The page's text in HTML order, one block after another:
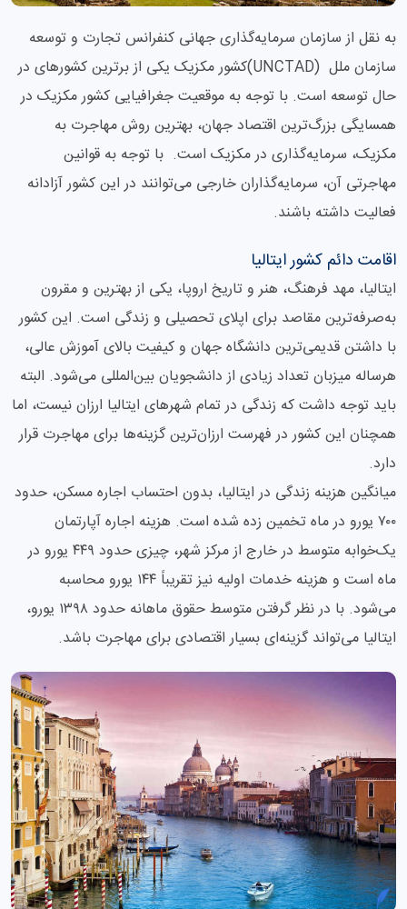
به نقل از سازمان سرمایه‌گذاری جهانی کنفرانس تجارت و توسعه
سازمان ملل (UNCTAD)کشور مکزیک یکی از برترین کشورهای در
حال توسعه است. با توجه به موقعیت جغرافیایی کشور مکزیک در
همسایگی بزرگ‌ترین اقتصاد جهان، بهترین روش مهاجرت به
مکزیک، سرمایه‌گذاری در مکزیک است. با توجه به قوانین
مهاجرتی آن، سرمایه‌گذاران خارجی می‌توانند در این کشور آزادانه
فعالیت داشته باشند.
اقامت دائم کشور ایتالیا
ایتالیا، مهد فرهنگ، هنر و تاریخ اروپا، یکی از بهترین و مقرون
به‌صرفه‌ترین مقاصد برای اپلای تحصیلی و زندگی است. این کشور
با داشتن قدیمی‌ترین دانشگاه جهان و کیفیت بالای آموزش عالی،
هرساله میزبان تعداد زیادی از دانشجویان بین‌المللی می‌شود. البته
باید توجه داشت که زندگی در تمام شهرهای ایتالیا ارزان نیست، اما
همچنان این کشور در فهرست ارزان‌ترین گزینه‌ها برای مهاجرت قرار
دارد.
میانگین هزینه زندگی در ایتالیا، بدون احتساب اجاره مسکن، حدود
۷۰۰ یورو در ماه تخمین زده شده است. هزینه اجاره آپارتمان
یک‌خوابه متوسط در خارج از مرکز شهر، چیزی حدود ۴۴۹ یورو در
ماه است و هزینه خدمات اولیه نیز تقریباً ۱۴۴ یورو محاسبه
می‌شود. با در نظر گرفتن متوسط حقوق ماهانه حدود ۱۳۹۸ یورو،
ایتالیا می‌تواند گزینه‌ای بسیار اقتصادی برای مهاجرت باشد.